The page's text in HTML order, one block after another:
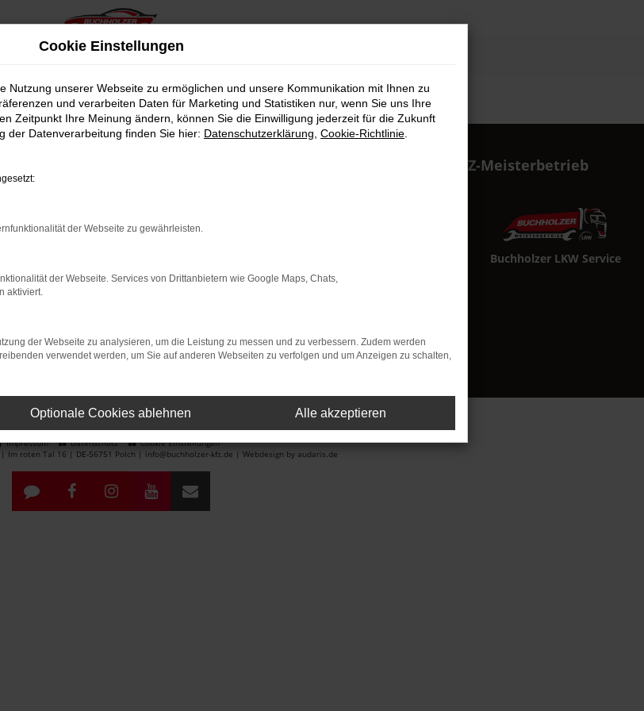
bis 12:00 Uhr
13:00 Uhr
Im roten Tal 16
920
Buchholzer KFZ-Meisterbetrieb
Buchholzer LKW Service
Impressum Datenschutz
Cookie Einstellungen
| Im roten Tal 16 | DE-56751 Polch | info@buchholzer-kfz.de | Webdesign by audaris.de
Cookie Einstellungen
Nutzung unserer Webseite zu ermöglichen und unsere Kommunikation mit Ihnen zu
und verarbeiten Daten für Marketing und Statistiken nur, wenn Sie uns Ihre
Zeitpunkt Ihre Meinung ändern, können Sie die Einwilligung jederzeit für die Zukunft
der Datenverarbeitung finden Sie hier: Datenschutzerklärung Cookie-Richtlinie
der Webseite zu gewährleisten.
der Webseite. Services von Drittanbietern wie Google Maps, Chats,
aktiviert.
der Webseite zu analysieren, um die Leistung zu messen und zu verbessern. Zudem werden
verwendet werden, um Sie auf anderen Webseiten zu verfolgen und um Anzeigen zu schalten,
Optionale Cookies ablehnen Alle akzeptieren